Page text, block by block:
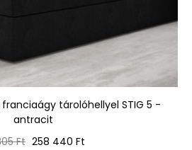
franciaágy tárolóhellyel STIG 5 -
antracit
Ft Ár
258 440 Ft